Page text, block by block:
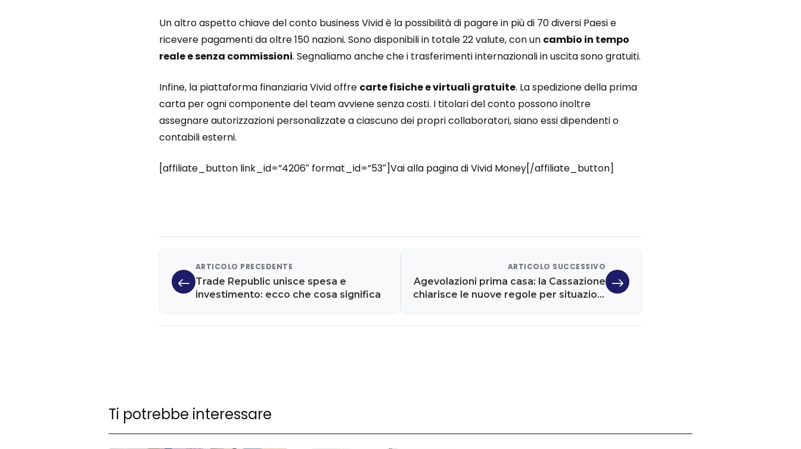
Un altro aspetto chiave del conto business Vivid è la possibilità di pagare in più di 70 diversi Paesi e
ricevere pagamenti da oltre 150 nazioni. Sono disponibili in totale 22 valute, con un cambio in tempo
reale e senza commissioni. Segnaliamo anche che i trasferimenti internazionali in uscita sono gratuiti.
Infine, la piattaforma finanziaria Vivid offre carte fisiche e virtuali gratuite. La spedizione della prima
carta per ogni componente del team avviene senza costi. I titolari del conto possono inoltre
assegnare autorizzazioni personalizzate a ciascuno dei propri collaboratori, siano essi dipendenti o
contabili esterni.
[affiliate_button link_id=”4206″ format_id=”53″]Vai alla pagina di Vivid Money[/affiliate_button]
ARTICOLO PRECEDENTE
Trade Republic unisce spesa e
investimento: ecco che cosa significa
ARTICOLO SUCCESSIVO
Agevolazioni prima casa: la Cassazione
chiarisce le nuove regole per situazioni
Ti potrebbe interessare